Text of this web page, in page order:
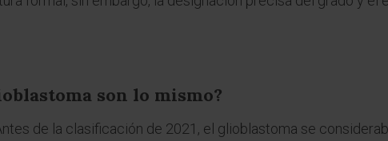
son lo mismo?
de la clasificación de 2021, el glioblastoma se